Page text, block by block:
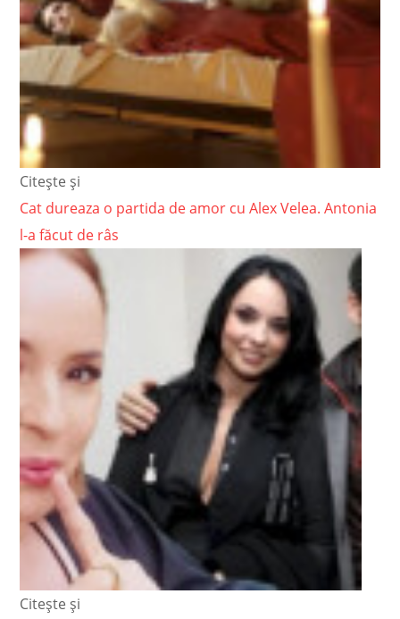
Citește și
Cat dureaza o partida de amor cu Alex Velea. Antonia
l-a făcut de râs
Citește și